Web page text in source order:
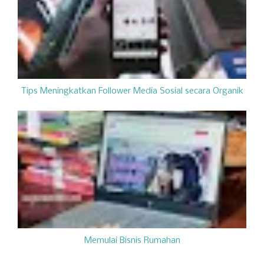
Tips Meningkatkan Follower Media Sosial secara Organik
Memulai Bisnis Rumahan